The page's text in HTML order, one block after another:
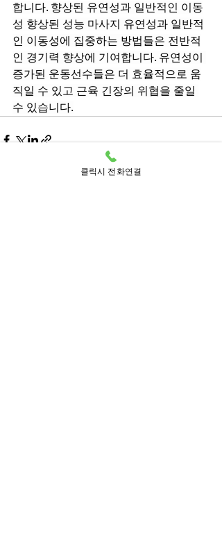
합니다. 향상된 유연성과 일반적인 이동
성 향상된 성능 마사지 유연성과 일반적
인 이동성에 집중하는 방법들은 전반적
인 경기력 향상에 기여합니다. 유연성이
증가된 운동선수들은 더 효율적으로 움
직일 수 있고 근육 긴장의 위협을 줄일
수 있습니다.
클릭시 전화연결